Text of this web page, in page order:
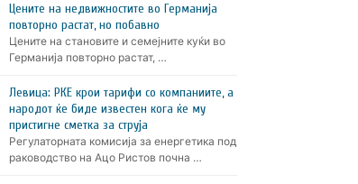
Цените на недвижностите во Германија
повторно растат, но побавно
Цените на становите и семејните куќи во
Германија повторно растат, …
Левица: РКЕ крои тарифи со компаниите, а
народот ќе биде известен кога ќе му
пристигне сметка за струја
Регулаторната комисија за енергетика под
раководство на Ацо Ристов почна …